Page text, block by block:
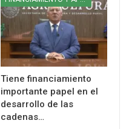
Tiene financiamiento
importante papel en el
desarrollo de las
cadenas…